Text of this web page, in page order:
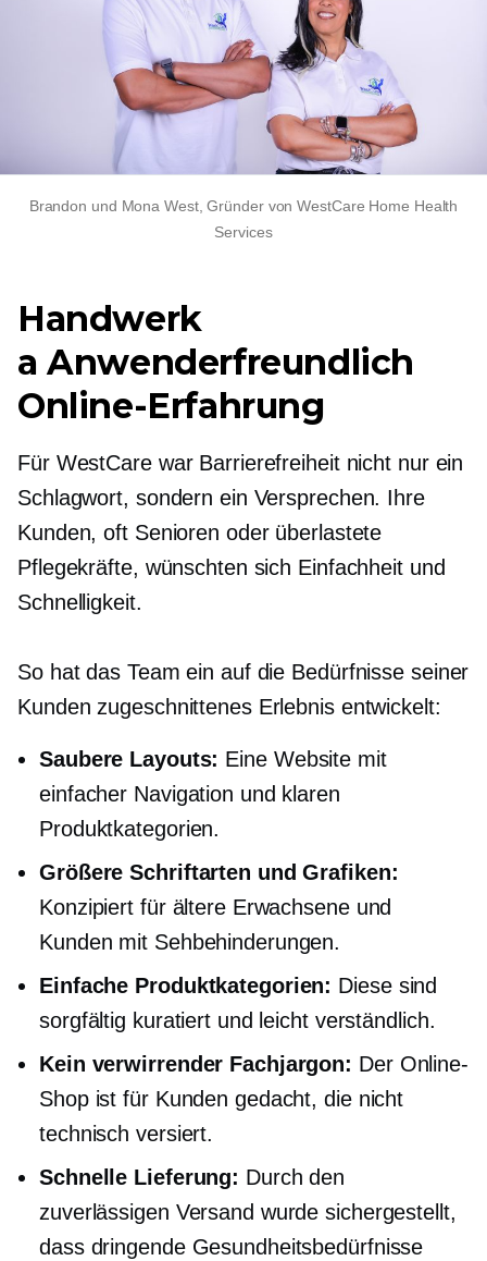
Brandon und Mona West, Gründer von WestCare Home Health
Services
Handwerk
aAnwenderfreundlich
Online-Erfahrung
Für WestCare war Barrierefreiheit nicht nur ein
Schlagwort, sondern ein Versprechen. Ihre
Kunden, oft Senioren oder überlastete
Pflegekräfte, wünschten sich Einfachheit und
Schnelligkeit.
So hat das Team ein auf die Bedürfnisse seiner
Kunden zugeschnittenes Erlebnis entwickelt:
Saubere Layouts: Eine Website mit
einfacher Navigation und klaren
Produktkategorien.
Größere Schriftarten und Grafiken:
Konzipiert für ältere Erwachsene und
Kunden mit Sehbehinderungen.
Einfache Produktkategorien: Diese sind
sorgfältig kuratiert und leicht verständlich.
Kein verwirrender Fachjargon: Der Online-
Shop ist für Kunden gedacht, die nicht
technisch versiert.
Schnelle Lieferung: Durch den
zuverlässigen Versand wurde sichergestellt,
dass dringende Gesundheitsbedürfnisse